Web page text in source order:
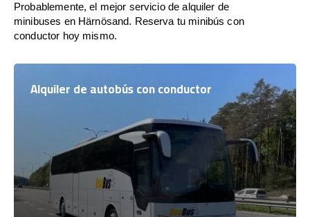
Probablemente, el mejor servicio de alquiler de
minibuses en Härnösand. Reserva tu minibús con
conductor hoy mismo.
Alquiler de autobús con conductor